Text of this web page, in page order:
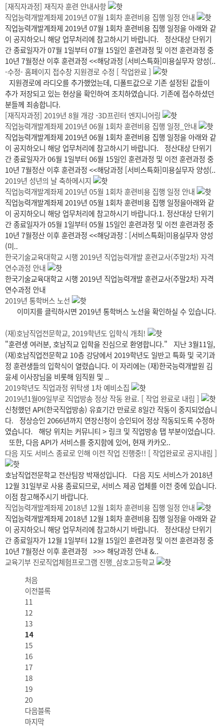
[재직자과정] 재직자 훈련 안내사항
직업능력개발계좌제 2019년 07월 1회차 훈련비용 집행 일정 안내
직업능력개발계좌제 2019년 07월 1회차 훈련비용 집행 일정을 아래와 같
이 공지하오니 해당 업무처리에 참고하시기 바랍니다. 정산대상 단위기
간 종료일자가 07월 1일부터 07월 15일인 훈련과정 및 이전 훈련과정 중
10년 7월정산 이후 훈련과정 <<해당과정 [서비스특화]미용실무자 양성(..
-수정- 홈페이지 접수창 지원경로 수정 [ 작업완료 ]
지원경로에 라디오를 추가했었는데, 디폴트값으로 기존 설정된 값들이
추가 저장되고 있는 현상을 확인하여 조치하였습니다. 기존에 접수하셨던
분들께 죄송합니다.
[재직자과정] 2019년 8월 개강 -3D프린터 엔지니어링
직업능력개발계좌제 2019년 06월 1회차 훈련비용 집행 일정_안내
직업능력개발계좌제 2019년 06월 1회차 훈련비용 집행 일정을 아래와 같
이 공지하오니 해당 업무처리에 참고하시기 바랍니다. 정산대상 단위기
간 종료일자가 06월 1일부터 06월 15일인 훈련과정 및 이전 훈련과정 중
10년 7월정산 이후 훈련과정 <<해당과정 [서비스특화]미용실무자 양성(..
2019년 성년의 날 축하메시지
직업능력개발계좌제 2019년 05월 1회차 훈련비용 집행 일정 안내
직업능력개발계좌제 2019년 05월 1회차 훈련비용 집행 일정을아래와 같
이 공지하오니 해당 업무처리에 참고하시기 바랍니다.1. 정산대상 단위기
간 종료일자가 05월 1일부터 05월 15일인 훈련과정 및 이전 훈련과정 중
10년 7월정산 이후 훈련과정 <<해당과정 : [서비스특화]미용실무자 양성
(미..
한국기술교육대학교 시행 2019년 직업능력개발 훈련교사(주말2차) 자격
연수과정 안내
한국기술교육대학교 시행 2019년 직업능력개발 훈련교사(주말2차) 자격
연수과정 안내
2019년 통학버스 노선
이미지를 클릭하시면 2019년 통학버스 노선을 확인하실 수 있습니다.
(재)호남직업전문학교, 2019학년도 입학식 개최!
"훈련생 여러분, 호남직교 입학을 진심으로 환영합니다." 지난 3월11일,
(재)호남직업전문학교 10층 강당에서 2019학년도 일반고 특화 및 국기과
정 훈련생들의 입학식이 열렸습니다. 이 자리에는 (재)한국능력개발원 김
윤세 이사장님을 비롯해 임직원 및 ..
2019학년도 직업과정 위탁생 1차 예비소집
2019년1월09일부로 직업방송 정상 작동 완료. [ 작업 완료로 내림 ]
신청했던 API(한국직업방송) 유효기간 만료로 8일간 작동이 중지되었습니
다. 정상승인 2066년까지 연장신청이 승인되어 정상 작동되도록 수정하
였습니다. 해당 위치는 커뮤니티 > 링크 및 직업방송 탭 부분이었습니다.
또한, 다음 API가 서비스를 중지함에 있어, 현재 카카오..
다음 지도 서비스 종료로 인해 이전 작업 진행중!! [ 작업완료로 공지내림 ]
호남직업전문학교 전산팀장 박재성입니다. 다음 지도 서비스가 2018년
12월 31일부로 사용 종료되므로, 서비스 제공 업체를 이전 중에 있습니다.
이점 참고해주시기 바랍니다.
직업능력개발계좌제 2018년 12월 1회차 훈련비용 집행 일정 안내
직업능력개발계좌제 2018년 12월 1회차 훈련비용 집행 일정을 아래와 같
이 공지하오니 해당 업무처리에 참고하시기 바랍니다. 정산대상 단위기
간 종료일자가 12월 1일부터 12월 15일인 훈련과정 및 이전 훈련과정 중
10년 7월정산 이후 훈련과정 >>> 해당과정 안내 &..
교육기부 진로직업체험프로그램 진행_삼호고등학교
처음
이전블록
11
12
13
14
15
16
17
18
19
20
다음블록
마지막